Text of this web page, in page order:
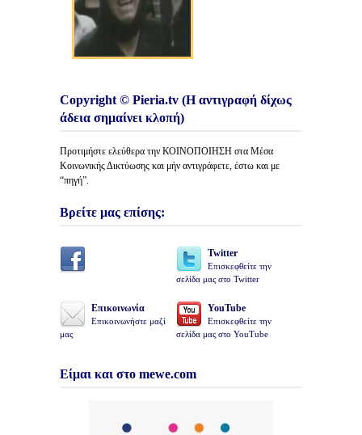
Copyright © Pieria.tv (Η αντιγραφή δίχως
άδεια σημαίνει κλοπή)
Προτιμήστε ελεύθερα την ΚΟΙΝΟΠΟΙΗΣΗ στα Μέσα
Κοινωνικής Δικτύωσης και μήν αντιγράφετε, έστω και με
“πηγή”.
Βρείτε μας επίσης:
Twitter
Επισκεφθείτε την
σελίδα μας στο Twitter
Επικοινωνία
Επικοινωνήστε μαζί
μας
YouTube
Επισκεφθείτε την
σελίδα μας στο YouTube
Είμαι και στο mewe.com